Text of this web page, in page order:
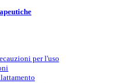
per l'uso